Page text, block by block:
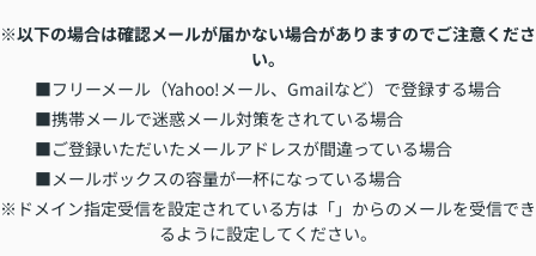
※以下の場合は確認メールが届かない場合がありますのでご注意くださ
い。
■フリーメール（Yahoo!メール、Gmailなど）で登録する場合
■携帯メールで迷惑メール対策をされている場合
■ご登録いただいたメールアドレスが間違っている場合
■メールボックスの容量が一杯になっている場合
※ドメイン指定受信を設定されている方は「」からのメールを受信でき
るように設定してください。